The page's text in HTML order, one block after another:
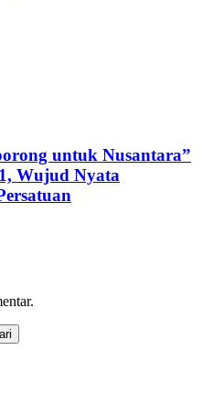
untuk Nusantara”
Wujud Nyata